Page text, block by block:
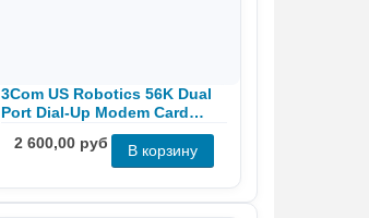
3Com US Robotics 56K Dual
Port Dial-Up Modem Card
2 600,00 руб